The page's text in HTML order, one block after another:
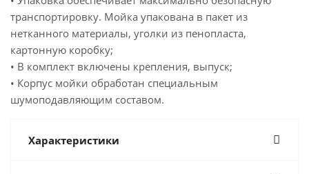
транспортировку. Мойка упакована в пакет из
нетканного материалы, уголки из пенопласта,
картонную коробку;
• В комплект включены крепления, выпуск;
• Корпус мойки обработан специальным
шумоподавляющим составом.
Характеристики